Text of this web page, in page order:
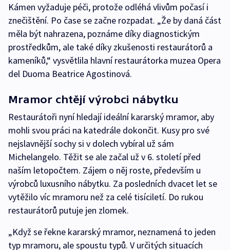
Kámen vyžaduje péči, protože odléhá vlivům počasí i
znečištění. Po čase se začne rozpadat. „Že by daná část
měla být nahrazena, poznáme díky diagnostickým
prostředkům, ale také díky zkušenosti restaurátorů a
kameníků,“ vysvětlila hlavní restaurátorka muzea Opera
del Duoma Beatrice Agostinová.
Mramor chtějí výrobci nábytku
Restaurátoři nyní hledají ideální kararský mramor, aby
mohli svou práci na katedrále dokončit. Kusy pro své
nejslavnější sochy si v dolech vybíral už sám
Michelangelo. Těžit se ale začal už v 6. století před
naším letopočtem. Zájem o něj roste, především u
výrobců luxusního nábytku. Za posledních dvacet let se
vytěžilo víc mramoru než za celé tisíciletí. Do rukou
restaurátorů putuje jen zlomek.
„Když se řekne kararský mramor, neznamená to jeden
typ mramoru, ale spoustu typů. V určitých situacích